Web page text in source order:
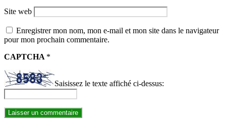
Site web
Enregistrer mon nom, mon e-mail et mon site dans le navigateur
pour mon prochain commentaire.
CAPTCHA *
Saisissez le texte affiché ci-dessus: